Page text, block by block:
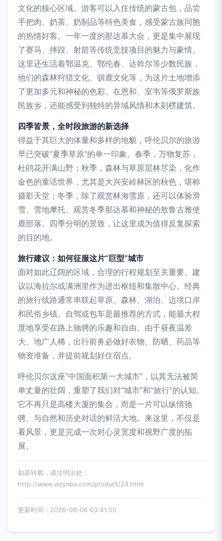
文化的核心区域。游客可以入住传统的蒙古包，品尝
手把肉、奶茶、奶制品等特色美食，感受蒙古族同胞
的热情好客。一年一度的那达慕大会，更是集中展现
了赛马、摔跤、射箭等传统竞技项目的魅力与豪情。
这里还生活着鄂温克、鄂伦春、达斡尔等少数民族，
他们的森林狩猎文化、驯鹿文化等，为这片土地增添
了更加多元和神秘的色彩。在恩和、室韦等俄罗斯族
民族乡，还能感受到独特的异域风情和木刻楞建筑。
四季皆景，全时段旅游的新选择
得益于其巨大的体量和多样的地貌，呼伦贝尔的旅游
早已突破“夏季草原”的单一印象。春季，万物复苏，
杜鹃花开满山野；秋季，森林与草原层林尽染，化作
金色的童话世界，尤其是大兴安岭林区的秋色，堪称
摄影天堂；冬季，除了观赏林海雪原，还可以体验滑
雪、雪地摩托、观赏冬季那达慕和神秘的敖鲁古雅使
鹿部落。四季分明的景致，让这里成为值得反复探索
的目的地。
旅行建议：如何征服这片“巨型”城市
面对如此辽阔的区域，合理的行程规划至关重要。建
议以海拉尔或满洲里作为进出枢纽和集散中心。经典
的旅行线路通常串联起草原、森林、湖泊、边境口岸
和民俗乡镇。自驾或包车是最推荐的方式，能最大程
度地享受在路上驰骋的乐趣和自由。由于昼夜温差
大、地广人稀，出行前务必做好衣物、防晒、药品等
物资准备，并提前规划好住宿点。
呼伦贝尔这座“中国面积第一大城市”，以其无法被简
单丈量的壮阔，重塑了我们对“城市”和“旅行”的认知。
它不再只是高楼大厦的集合，而是一片可以纵情驰
骋、与自然和历史对话的鲜活大地。来这里，不仅是
看风景，更是完成一次对心灵宽度和视野广度的拓
展。
如若转载，请注明出处：
http://www.wzynba.com/product/24.html
更新时间：2026-08-06 03:41:55